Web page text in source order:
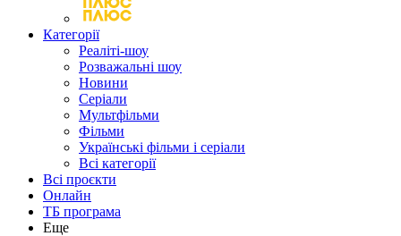
Категорії
Реаліті-шоу
Розважальні шоу
Новини
Серіали
Мультфільми
Фільми
Українські фільми і серіали
Всі категорії
Всі проєкти
Онлайн
ТБ програма
Еще